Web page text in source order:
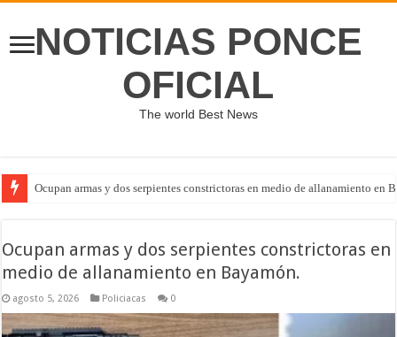
NOTICIAS PONCE
OFICIAL
The world Best News
Ocupan armas y dos serpientes constrictoras en medio de allanamiento en
Ocupan armas y dos serpientes constrictoras en
medio de allanamiento en Bayamón.
agosto 5, 2026 Policiacas 0